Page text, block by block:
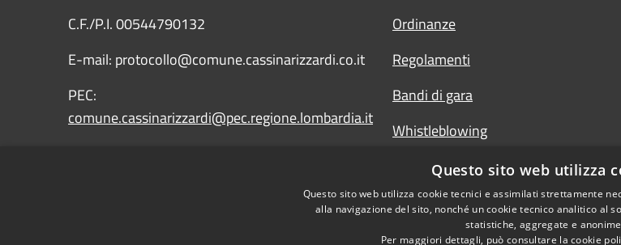
C.F./P.I. 00544790132
E-mail: protocollo@comune.cassinarizzardi.co.it
PEC:
comune.cassinarizzardi@pec.regione.lombardia.it
Ordinanze
Regolamenti
Bandi di gara
Whistleblowing
Questo sito web utilizza
Questo sito web utilizza cookie tecnici e assimilati strettamente
alla navigazione del sito, nonché un cookie tecnico analitico al
statistiche, aggregate e
Per maggiori dettagli, può consultare la cookie